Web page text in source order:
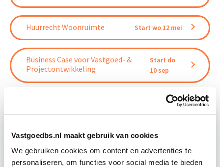
Vastgoedbs.nl maakt gebruik van cookies
We gebruiken cookies om content en advertenties te
personaliseren, om functies voor social media te bieden
Huurrecht Woonruimte Start wo 12 mei
Business Case voor Vastgoed- &
Projectontwikkeling
Start do
10 sep
Relevant bij dit artikel
Vastgoedmanagement